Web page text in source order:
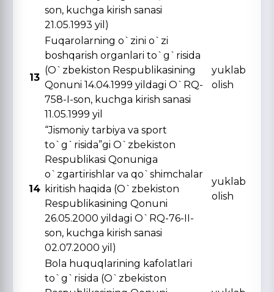
son, kuchga kirish sanasi
21.05.1993 yil)
13
Fuqarolarning o`zini o`zi
boshqarish organlari to`g`risida
(O`zbekiston Respublikasining
Qonuni 14.04.1999 yildagi O`RQ-
758-I-son, kuchga kirish sanasi
11.05.1999 yil
yuklab
olish
14
“Jismoniy tarbiya va sport
to`g`risida”gi O`zbekiston
Respublikasi Qonuniga
o`zgartirishlar va qo`shimchalar
kiritish haqida (O`zbekiston
Respublikasining Qonuni
26.05.2000 yildagi O`RQ-76-II-
son, kuchga kirish sanasi
02.07.2000 yil)
yuklab
olish
Bola huquqlarining kafolatlari
to`g`risida (O`zbekiston